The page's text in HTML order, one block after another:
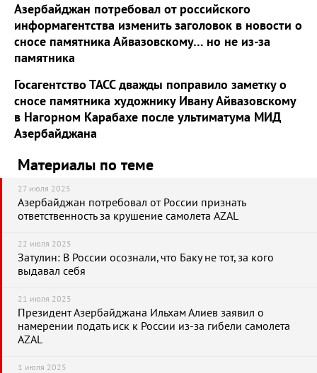
Азербайджан потребовал от российского
информагентства изменить заголовок в новости о
сносе памятника Айвазовскому… но не из-за
памятника
Госагентство ТАСС дважды поправило заметку о
сносе памятника художнику Ивану Айвазовскому
в Нагорном Карабахе после ультиматума МИД
Азербайджана
Материалы по теме
27 июля 2025
Азербайджан потребовал от России признать
ответственность за крушение самолета AZAL
22 июля 2025
Затулин: В России осознали, что Баку не тот, за кого
выдавал себя
21 июля 2025
Президент Азербайджана Ильхам Алиев заявил о
намерении подать иск к России из-за гибели самолета
AZAL
1 июля 2025